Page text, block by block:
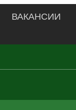
ВАКАНСИИ